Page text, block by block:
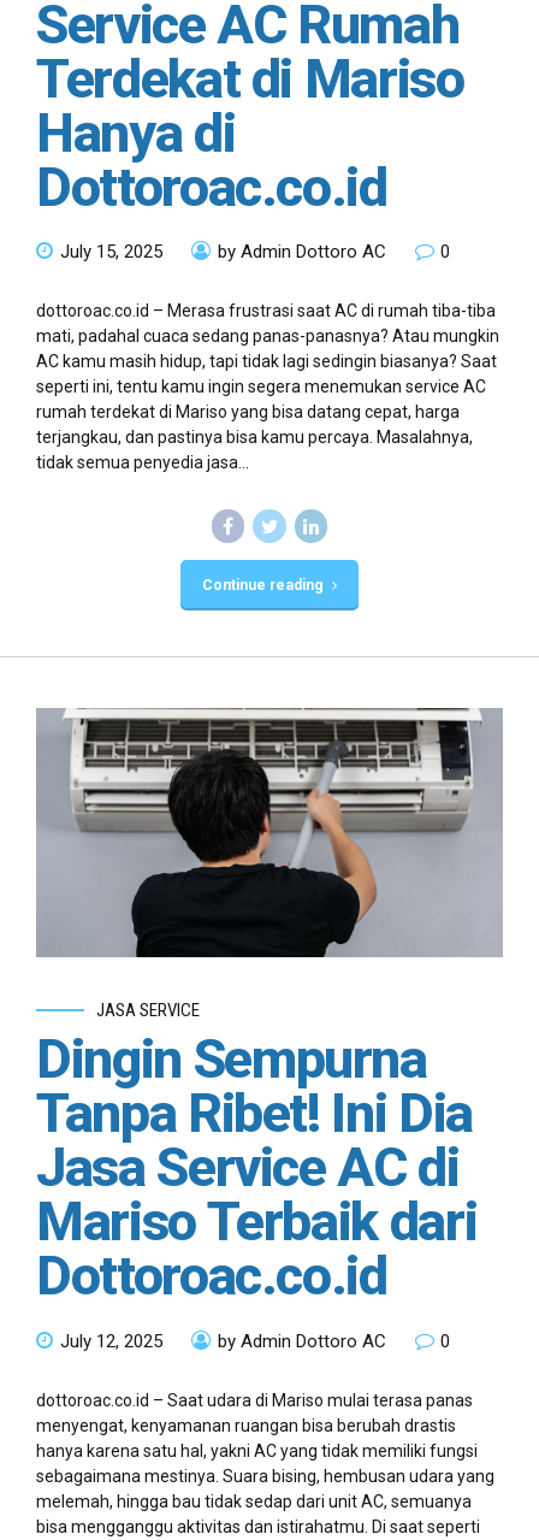
Service AC Rumah
Terdekat di Mariso
Hanya di
Dottoroac.co.id
July 15, 2025 by Admin Dottoro AC 0
dottoroac.co.id – Merasa frustrasi saat AC di rumah tiba-tiba
mati, padahal cuaca sedang panas-panasnya? Atau mungkin
AC kamu masih hidup, tapi tidak lagi sedingin biasanya? Saat
seperti ini, tentu kamu ingin segera menemukan service AC
rumah terdekat di Mariso yang bisa datang cepat, harga
terjangkau, dan pastinya bisa kamu percaya. Masalahnya,
tidak semua penyedia jasa...
Continue reading
JASA SERVICE
Dingin Sempurna
Tanpa Ribet! Ini Dia
Jasa Service AC di
Mariso Terbaik dari
Dottoroac.co.id
July 12, 2025 by Admin Dottoro AC 0
dottoroac.co.id – Saat udara di Mariso mulai terasa panas
menyengat, kenyamanan ruangan bisa berubah drastis
hanya karena satu hal, yakni AC yang tidak memiliki fungsi
sebagaimana mestinya. Suara bising, hembusan udara yang
melemah, hingga bau tidak sedap dari unit AC, semuanya
bisa mengganggu aktivitas dan istirahatmu. Di saat seperti